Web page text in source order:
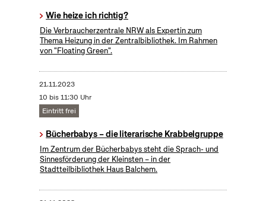
Wie heize ich richtig?
Die Verbraucherzentrale NRW als Expertin zum
Thema Heizung in der Zentralbibliothek. Im Rahmen
von "Floating Green".
21.11.2023
10 bis 11:30 Uhr
Eintritt frei
Bücherbabys – die literarische Krabbelgruppe
Im Zentrum der Bücherbabys steht die Sprach- und
Sinnesförderung der Kleinsten – in der
Stadtteilbibliothek Haus Balchem.